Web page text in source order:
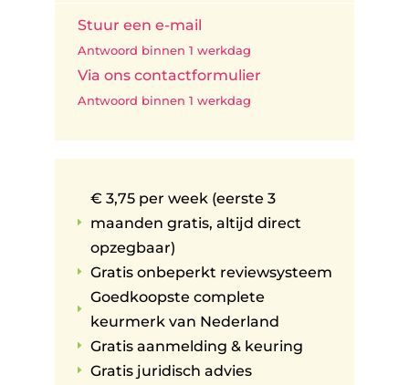
Stuur een e-mail
Antwoord binnen 1 werkdag
Via ons contactformulier
Antwoord binnen 1 werkdag
E
€ 3,75 per week (eerste 3
maanden gratis, altijd direct
opzegbaar)
E Gratis onbeperkt reviewsysteem
E
Goedkoopste complete
keurmerk van Nederland
E Gratis aanmelding & keuring
E Gratis juridisch advies